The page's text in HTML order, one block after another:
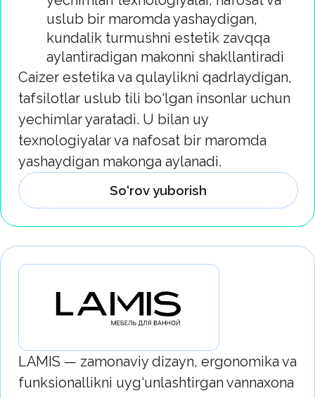
Ergonomik dizayn va puxta o‘ylangan
saqlash tizimlari
Namlikka chidamli materiallar va
ishonchli furnitura
Turli formatdagi xonalar uchun dolzarb
kolleksiyalar
LAMIS mebellari estetika, amaliylik va
kundalik foydalanish qulayligini
uyg‘unlashtirgan holda hammomning
uyg‘un interyerini yaratish imkonini beradi.
Makoningiz uslubini ta’kidlaydigan
yechimni tanlang.
So‘rov yuborish
Blesk — uy va tijorat obyektlari uchun
ishonchli va amaliy yechimlarga
yo‘naltirilgan suv isitgichlar brendi.